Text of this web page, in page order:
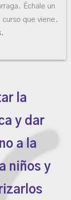
Échale un
curso que viene.
la
y dar
a la
niños y